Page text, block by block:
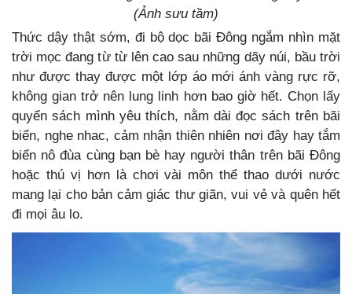
(Ảnh sưu tầm)
Thức dậy thật sớm, đi bộ dọc bãi Đông ngắm nhìn mặt
trời mọc đang từ từ lên cao sau những dãy núi, bầu trời
như được thay được một lớp áo mới ánh vàng rực rỡ,
không gian trở nên lung linh hơn bao giờ hết. Chọn lấy
quyển sách mình yêu thích, nằm dài đọc sách trên bãi
biển, nghe nhac, cảm nhận thiên nhiên nơi đây hay tắm
biển nô đùa cùng bạn bè hay người thân trên bãi Đông
hoặc thú vị hơn là chơi vài môn thể thao dưới nước
mang lại cho bản cảm giác thư giãn, vui vẻ và quên hết
đi mọi âu lo.